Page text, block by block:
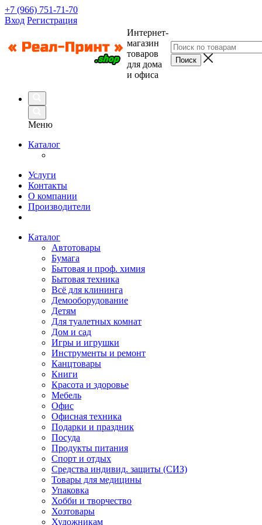
+7 (966) 751-71-70
Вход Регистрация
Интернет-
магазин
товаров
для дома
и офиса
Меню
Каталог
Услуги
Контакты
О компании
Производители
Каталог
Автотовары
Бумага
Бытовая и проф. химия
Бытовая техника
Всё для клининга
Демооборудование
Детям
Для туалетных комнат
Дом и сад
Игры и игрушки
Инструменты и ремонт
Канцтовары
Книги
Красота и здоровье
Мебель
Офис
Офисная техника
Подарки и праздник
Посуда
Продукты питания
Спорт и отдых
Средства индивид. защиты (СИЗ)
Товары для медицины
Упаковка
Хобби и творчество
Хозтовары
Художникам